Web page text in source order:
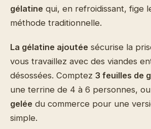
gélatine qui, en refroidissant, fige
méthode traditionnelle.
La gélatine ajoutée sécurise la
vous travaillez avec des viandes
désossées. Comptez 3 feuilles de
une terrine de 4 à 6 personnes, ou
gelée du commerce pour une
simple.